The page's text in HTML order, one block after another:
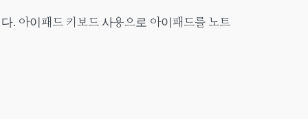
. 아이패드 키보드 사용으로 아이패드를 노트